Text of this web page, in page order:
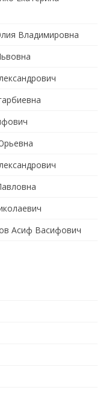
Владимировна
Асиф Васифович